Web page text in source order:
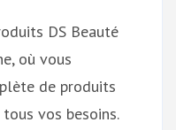
DS Beauté
où vous
de produits
vos besoins.